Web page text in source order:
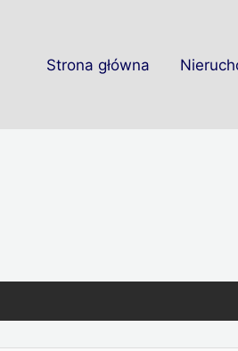
Strona główna